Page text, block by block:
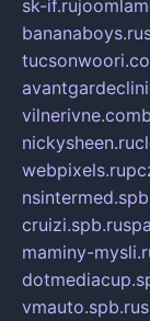
sk-if.ru
bananaboys.ru
vilnerivne.com
nickysheen.ru
webpixels.ru
cruizi.spb.ru
maminy-
vmauto.spb.ru